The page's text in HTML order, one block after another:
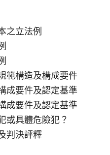
之立法例
範構造及構成要件
成要件及認定基準
成要件及認定基準
或具體危險犯？
判決評釋